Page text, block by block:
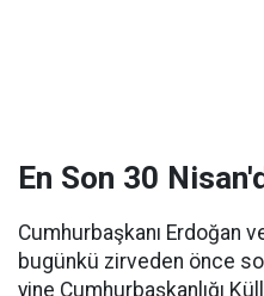
En Son 30
Cumhurbaşkanı Erdoğan
bugünkü zirveden önce
yine Cumhurbaşkanlığı